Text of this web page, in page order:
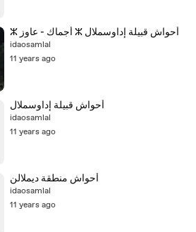
‫أحواش قبيلة إداوسملال ⵣ أجماك - عاوز ⵣ
idaosamlal
11 years ago
idaosamlal
11 years ago
idaosamlal
11 years ago